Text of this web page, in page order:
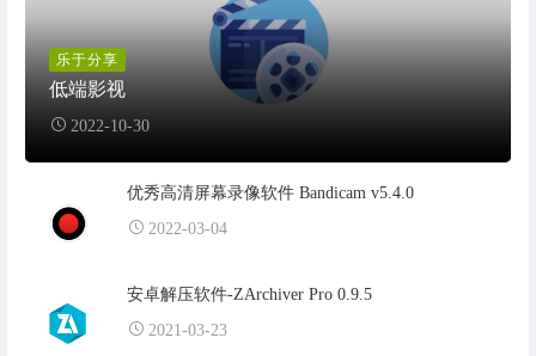
乐于分享
低端影视
2022-10-30
优秀高清屏幕录像软件 Bandicam v5.4.0
2022-03-04
安卓解压软件-ZArchiver Pro 0.9.5
2021-03-23